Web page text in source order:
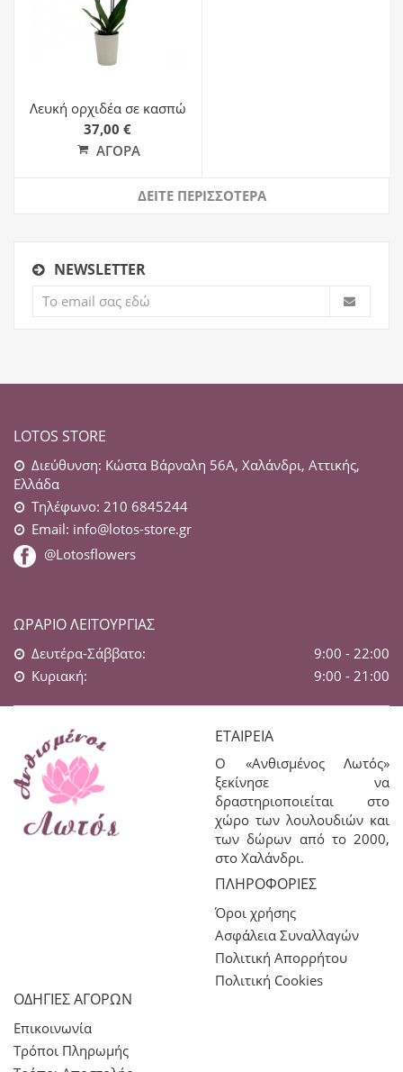
Λευκή ορχιδέα σε κασπώ
37,00 €
ΑΓΟΡΆ
NEWSLETTER
LOTOS STORE
Διεύθυνση: Κώστα Βάρναλη 56Α, Χαλάνδρι, Αττικής,
Ελλάδα
Τηλέφωνο: 210 6845244
Email: info@lotos-store.gr
@Lotosflowers
ΩΡΆΡΙΟ ΛΕΙΤΟΥΡΓΊΑΣ
Δευτέρα-Σάββατο:
9:00 - 22:00
Κυριακή:
9:00 - 21:00
ΕΤΑΙΡΕΊΑ
Ο «Ανθισμένος Λωτός»
ξεκίνησε να
δραστηριοποιείται στο
χώρο των λουλουδιών και
των δώρων από το 2000,
στο Χαλάνδρι.
ΠΛΗΡΟΦΟΡΊΕΣ
Όροι χρήσης
Ασφάλεια Συναλλαγών
Πολιτική Απορρήτου
Πολιτική Cookies
ΟΔΗΓΙΕΣ ΑΓΟΡΩΝ
Επικοινωνία
Τρόποι Πληρωμής